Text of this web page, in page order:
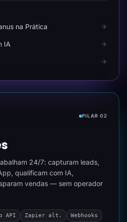
na Prática
IA
PILAR 02
24/7: capturam leads,
qualificam com IA,
vendas — sem operador
API Zapier alt. Webhooks